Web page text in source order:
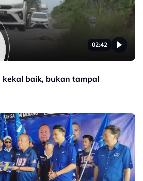
02:42
kekal baik, bukan tampal